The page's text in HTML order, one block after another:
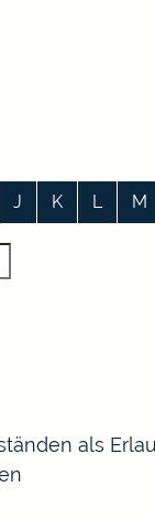
J K L M
als